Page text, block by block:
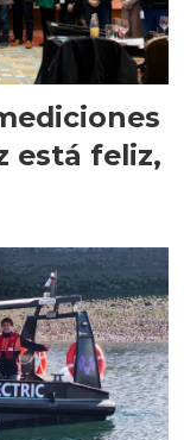
está feliz,